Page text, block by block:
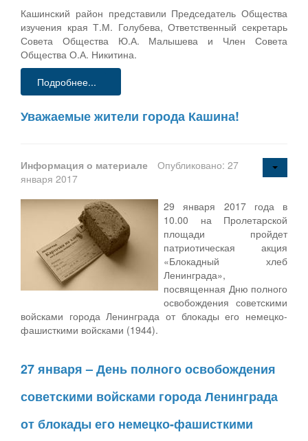
Кашинский район представили Председатель Общества
изучения края Т.М. Голубева, Ответственный секретарь
Совета Общества Ю.А. Малышева и Член Совета
Общества О.А. Никитина.
Подробнее...
Уважаемые жители города Кашина!
Информация о материале
Опубликовано: 27
января 2017
29 января 2017 года в
10.00 на Пролетарской
площади пройдет
патриотическая акция
«Блокадный хлеб
Ленинграда»,
посвященная Дню полного
освобождения советскими
войсками города Ленинграда от блокады его немецко-
фашисткими войсками (1944).
27 января – День полного освобождения
советскими войсками города Ленинграда
от блокады его немецко-фашисткими